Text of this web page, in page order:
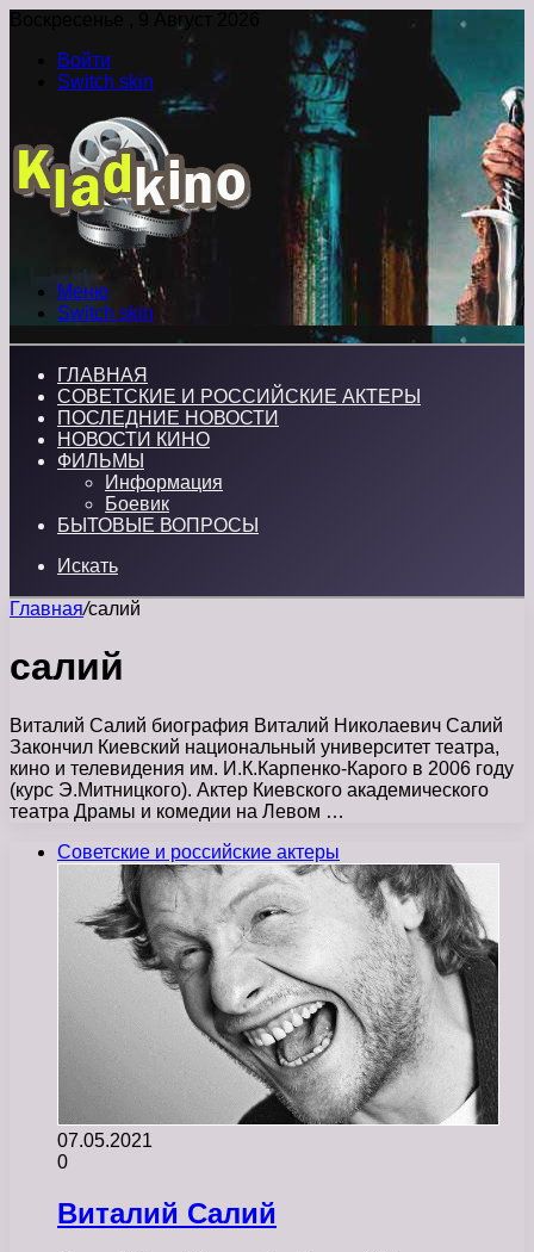
Воскресенье , 9 Август 2026
Войти
Switch skin
Меню
Switch skin
ГЛАВНАЯ
СОВЕТСКИЕ И РОССИЙСКИЕ АКТЕРЫ
ПОСЛЕДНИЕ НОВОСТИ
НОВОСТИ КИНО
ФИЛЬМЫ
Информация
Боевик
БЫТОВЫЕ ВОПРОСЫ
Искать
Главная/салий
салий
Виталий Салий биография Виталий Николаевич Салий
Закончил Киевский национальный университет театра,
кино и телевидения им. И.К.Карпенко-Карого в 2006 году
(курс Э.Митницкого). Актер Киевского академического
театра Драмы и комедии на Левом …
Советские и российские актеры
07.05.2021
0
Виталий Салий